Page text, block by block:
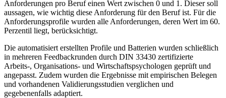
Anforderungen pro Beruf einen Wert zwischen 0 und 1. Dieser soll
aussagen, wie wichtig diese Anforderung für den Beruf ist. Für die
Anforderungsprofile wurden alle Anforderungen, deren Wert im 60.
Perzentil liegt, berücksichtigt.
Die automatisiert erstellten Profile und Batterien wurden schließlich
in mehreren Feedbackrunden durch DIN 33430 zertifizierte
Arbeits-, Organisations- und Wirtschaftspsychologen geprüft und
angepasst. Zudem wurden die Ergebnisse mit empirischen Belegen
und vorhandenen Validierungsstudien verglichen und
gegebenenfalls adaptiert.